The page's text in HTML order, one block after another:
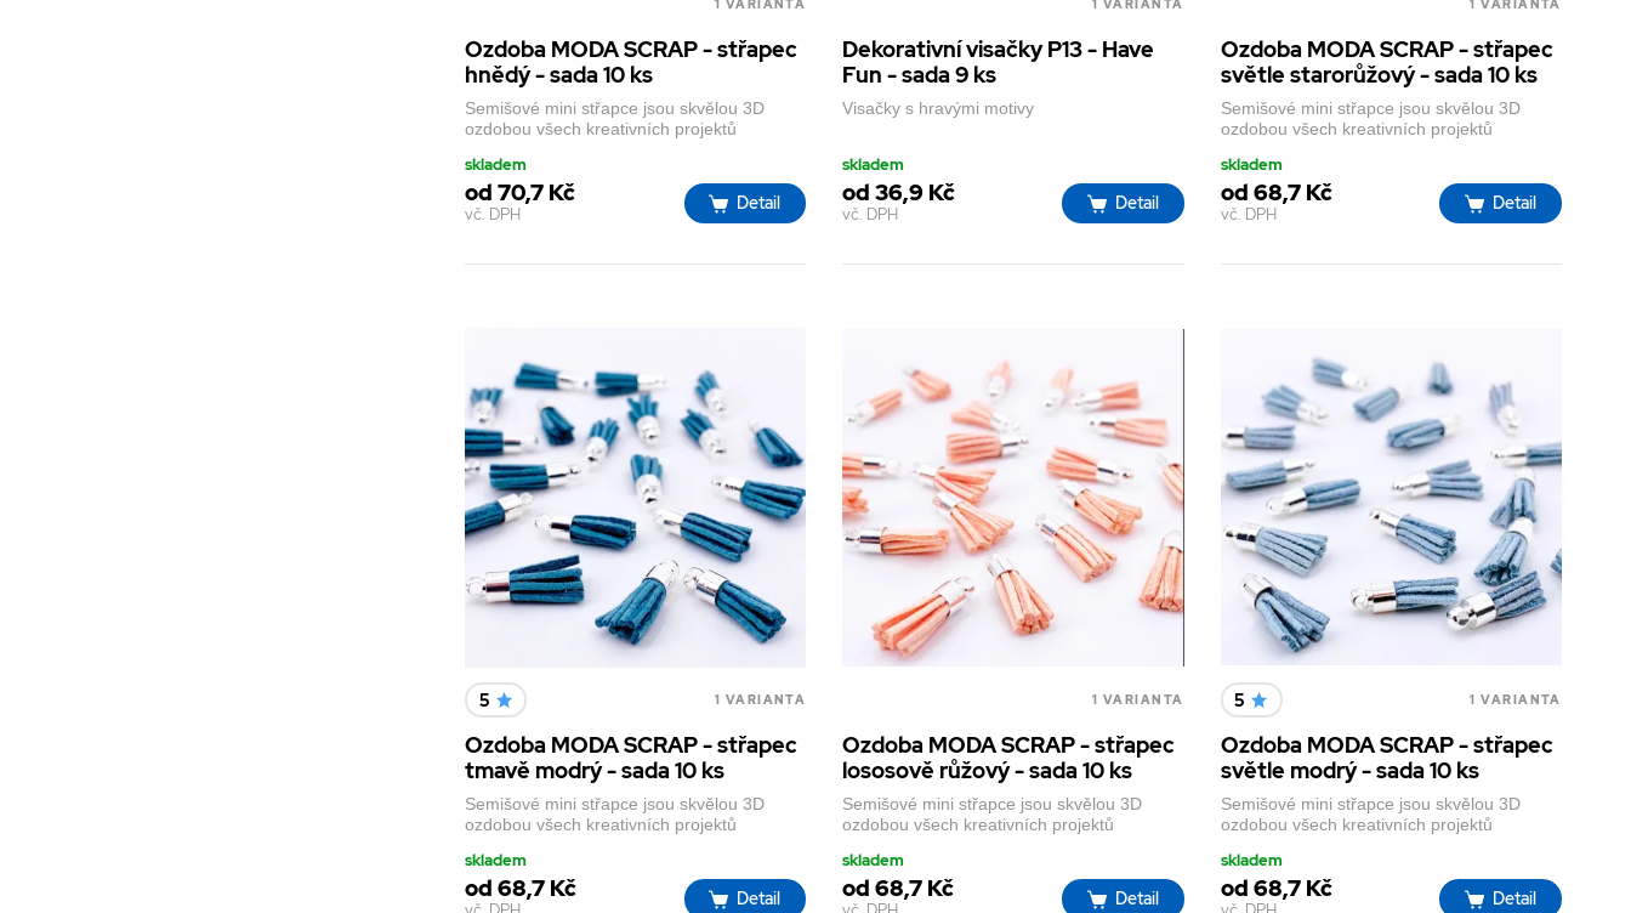
1 VARIANTA
Ozdoba MODA SCRAP - střapec
hnědý - sada 10 ks
Semišové mini střapce jsou skvělou 3D
ozdobou všech kreativních projektů
skladem
od 70,7 Kč
vč. DPH Detail
1 VARIANTA
Dekorativní visačky P13 - Have
Fun - sada 9 ks
Visačky s hravými motivy
skladem
od 36,9 Kč
vč. DPH Detail
1 VARIANTA
Ozdoba MODA SCRAP - střapec
světle starorůžový - sada 10 ks
Semišové mini střapce jsou skvělou 3D
ozdobou všech kreativních projektů
skladem
od 68,7 Kč
vč. DPH Detail
5 1 VARIANTA
Ozdoba MODA SCRAP - střapec
tmavě modrý - sada 10 ks
Semišové mini střapce jsou skvělou 3D
ozdobou všech kreativních projektů
skladem
od 68,7 Kč Detail
1 VARIANTA
Ozdoba MODA SCRAP - střapec
lososově růžový - sada 10 ks
Semišové mini střapce jsou skvělou 3D
ozdobou všech kreativních projektů
skladem
od 68,7 Kč Detail
5 1 VARIANTA
Ozdoba MODA SCRAP - střapec
světle modrý - sada 10 ks
Semišové mini střapce jsou skvělou 3D
ozdobou všech kreativních projektů
skladem
od 68,7 Kč Detail